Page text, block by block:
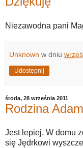
Niezawodna pani
Unknown w dniu
Udostępnij
środa, 28 września 2011
Rodzina
Jest lepiej. W domu
się Jędrkowi